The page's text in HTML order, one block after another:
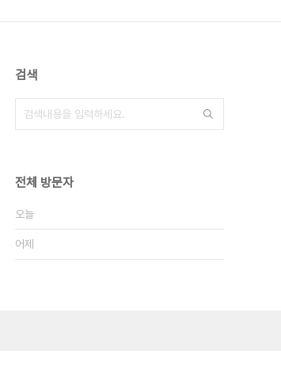
검색
전체 방문자
오늘
어제